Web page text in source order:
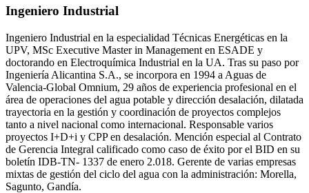
Ingeniero Industrial
Ingeniero Industrial en la especialidad Técnicas Energéticas en la
UPV, MSc Executive Master in Management en ESADE y
doctorando en Electroquímica Industrial en la UA. Tras su paso por
Ingeniería Alicantina S.A., se incorpora en 1994 a Aguas de
Valencia-Global Omnium, 29 años de experiencia profesional en el
área de operaciones del agua potable y dirección desalación, dilatada
trayectoria en la gestión y coordinación de proyectos complejos
tanto a nivel nacional como internacional. Responsable varios
proyectos I+D+i y CPP en desalación. Mención especial al Contrato
de Gerencia Integral calificado como caso de éxito por el BID en su
boletín IDB-TN- 1337 de enero 2.018. Gerente de varias empresas
mixtas de gestión del ciclo del agua con la administración: Morella,
Sagunto, Gandía.